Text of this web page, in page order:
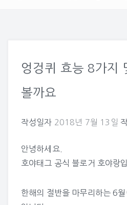
엉겅퀴 효능 8가지
볼까요
작성일자 2018년 7월 13일
안녕하세요.
호야태그 공식 블로거 호야랑
한해의 절반을 마무리하는 6